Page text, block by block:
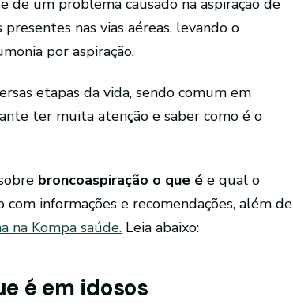
de um problema causado na aspiração de
nas vias aéreas, levando o
por aspiração.
etapas da vida, sendo comum em
ter muita atenção e saber como é o
broncoaspiração o que é e qual o
informações e recomendações, além de
na Kompa saúde. Leia abaixo:
é em idosos